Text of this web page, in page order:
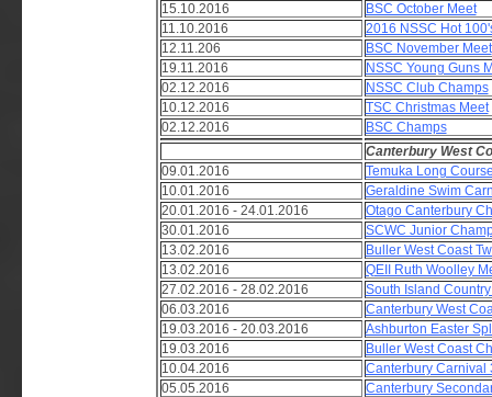
15.10.2016
BSC October Meet
11.10.2016
2016 NSSC Hot
12.11.206
BSC November Meet
19.11.2016
NSSC Young Guns
02.12.2016
NSSC Club Champs
10.12.2016
TSC Christmas Meet
02.12.2016
BSC Champs
Canterbury West
09.01.2016
Temuka Long
10.01.2016
Geraldine Swim
20.01.2016 - 24.01.2016
Otago Canterbury
30.01.2016
SCWC Junior
13.02.2016
Buller West Coast
13.02.2016
QEII Ruth Woolley
27.02.2016 - 28.02.2016
South Island
06.03.2016
Canterbury West
19.03.2016 - 20.03.2016
Ashburton Easter
19.03.2016
Buller West Coast
10.04.2016
Canterbury Carnival
05.05.2016
Canterbury